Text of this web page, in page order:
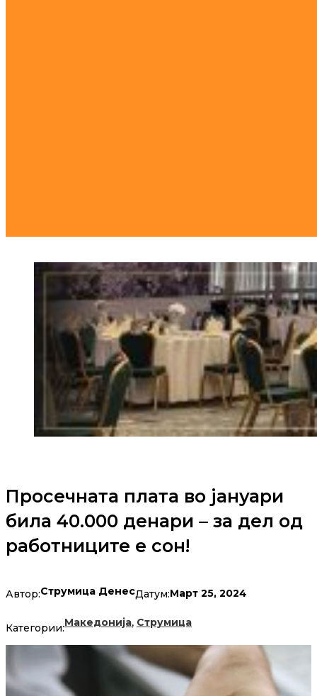
Просечната плата во јануари
била 40.000 денари – за дел од
работниците е сон!
Автор:Струмица ДенесДатум:Март 25, 2024
Категории:Македонија, Струмица